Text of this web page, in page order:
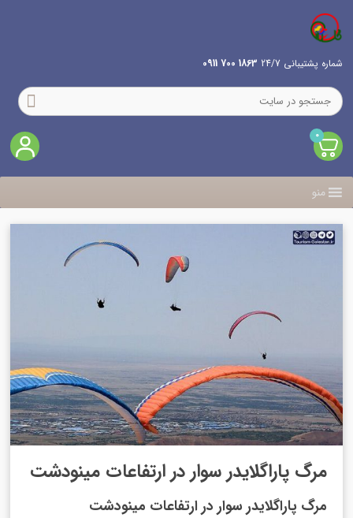
شماره پشتیبانی 24/7 1863 700 0911
0
منو
مرگ پاراگلایدر سوار در ارتفاعات مینودشت
مرگ پاراگلایدر سوار در ارتفاعات مینودشت